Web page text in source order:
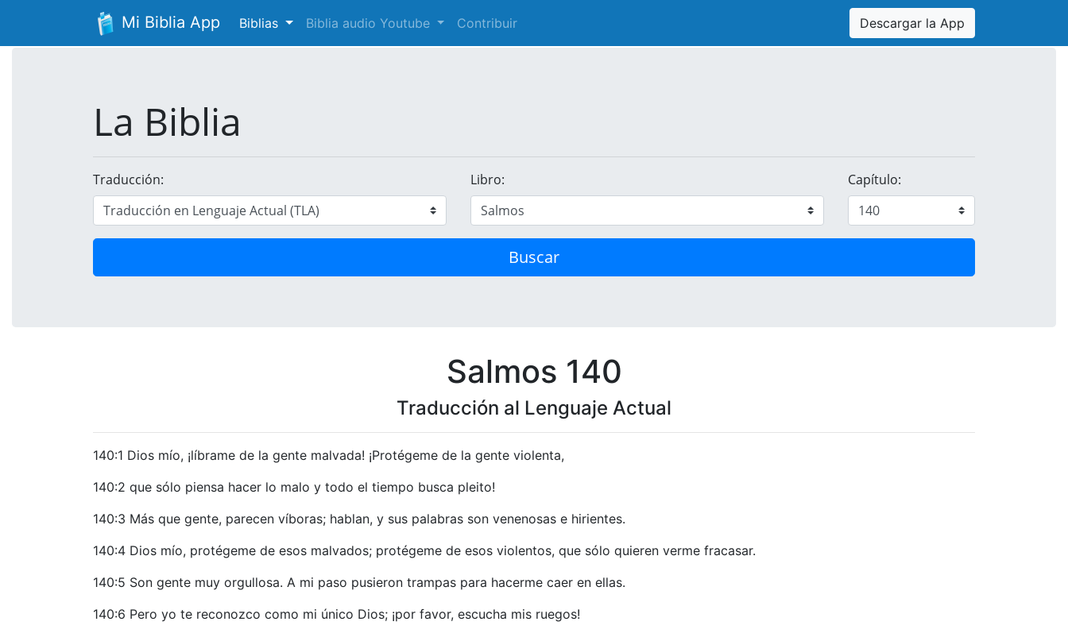
Mi Biblia App Biblias Biblia audio Youtube Contribuir Descargar la App
La Biblia
Traducción: Libro: Capítulo:
Buscar
Salmos 140
Traducción al Lenguaje Actual
140:1 Dios mío, ¡líbrame de la gente malvada! ¡Protégeme de la gente violenta,
140:2 que sólo piensa hacer lo malo y todo el tiempo busca pleito!
140:3 Más que gente, parecen víboras; hablan, y sus palabras son venenosas e hirientes.
140:4 Dios mío, protégeme de esos malvados; protégeme de esos violentos, que sólo quieren verme fracasar.
140:5 Son gente muy orgullosa. A mi paso pusieron trampas para hacerme caer en ellas.
140:6 Pero yo te reconozco como mi único Dios; ¡por favor, escucha mis ruegos!